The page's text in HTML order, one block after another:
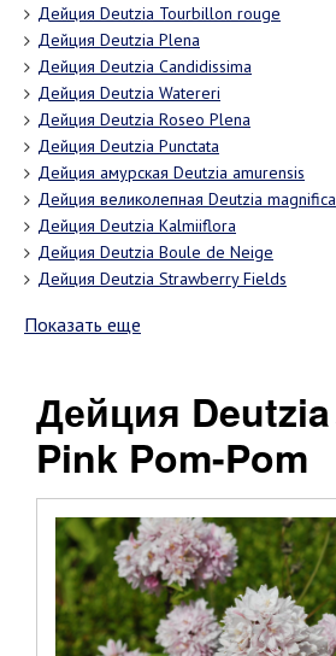
Дейция Deutzia Tourbillon rouge
Дейция Deutzia Plena
Дейция Deutzia Candidissima
Дейция Deutzia Watereri
Дейция Deutzia Rоsео Рlеnа
Дейция Deutzia Punctata
Дейция амурская Deutzia amurensis
Дейция великолепная Deutzia magnifica
Дейция Deutzia Kаlmiiflоrа
Дейция Deutzia Boule de Neige
Дейция Deutzia Strawberry Fields
Показать еще
Дейция Deutzia
Pink Pom-Pom